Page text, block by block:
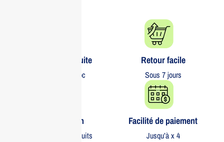
Livraison gratuite​
partout au Maroc
Retour facile​
Sous 7 jours
Garantie 1 an
Sur tous nos produits
Facilité de paiement
Jusqu’à x 4